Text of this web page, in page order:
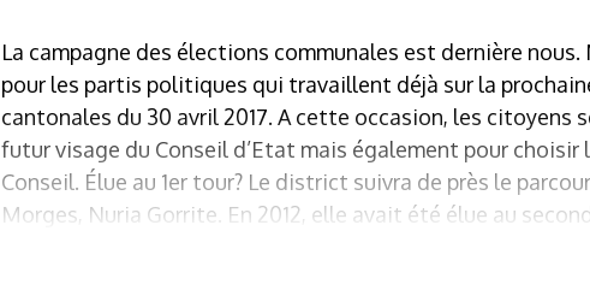
La campagne des élections communales est dernière nous.
pour les partis politiques qui travaillent déjà sur la
cantonales du 30 avril 2017. A cette occasion, les citoyens
futur visage du Conseil d’Etat mais également pour choisir
Conseil. Élue au 1er tour? Le district suivra de près le
Morges, Nuria Gorrite. En 2012, elle avait été élue au second